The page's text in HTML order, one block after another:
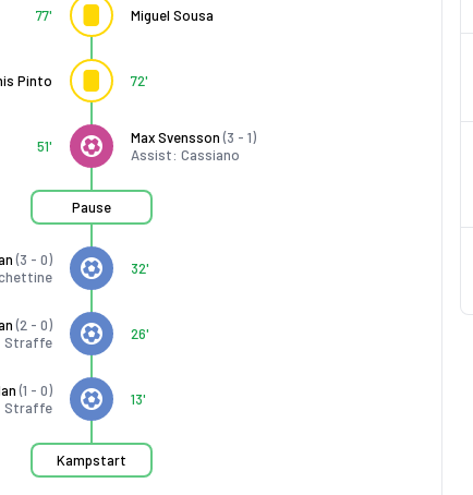
Miguel Sousa
77'
Pinto 72'
Max Svensson (3 - 1)
Assist: Cassiano
51'
Pause
(3 - 0)
32'
(2 - 0)
Straffe
26'
(1 - 0)
Straffe
13'
Kampstart